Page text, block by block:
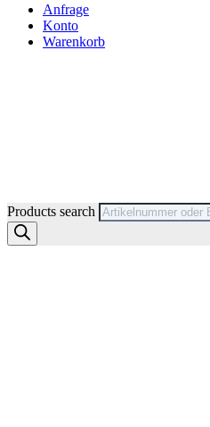
Anfrage
Konto
Warenkorb
Products search